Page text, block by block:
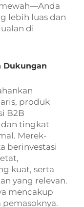
lebih luas dan
di
Dukungan
produk
B2B
dan tingkat
Merek-
berinvestasi
kuat, serta
yang relevan.
mencakup